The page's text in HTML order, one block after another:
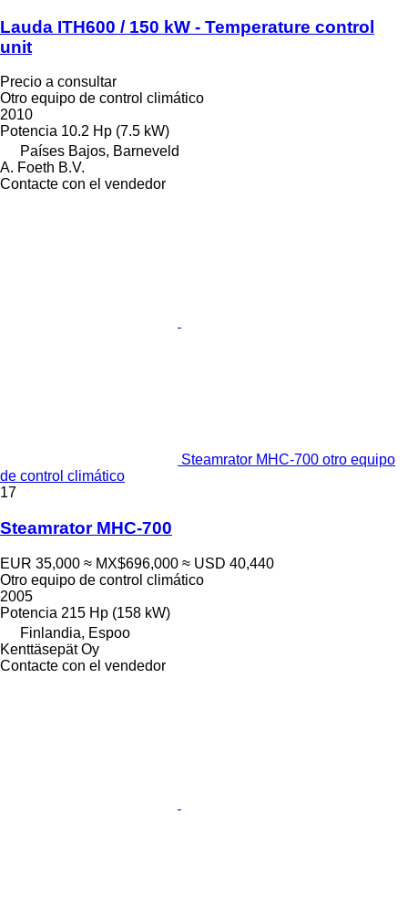
Lauda ITH600 / 150 kW - Temperature control
unit
Precio a consultar
Otro equipo de control climático
2010
Potencia 10.2 Hp (7.5 kW)
Países Bajos, Barneveld
A. Foeth B.V.
Contacte con el vendedor
Steamrator MHC-700 otro equipo
de control climático
17
Steamrator MHC-700
EUR 35,000 ≈ MX$696,000 ≈ USD 40,440
Otro equipo de control climático
2005
Potencia 215 Hp (158 kW)
Finlandia, Espoo
Kenttäsepät Oy
Contacte con el vendedor